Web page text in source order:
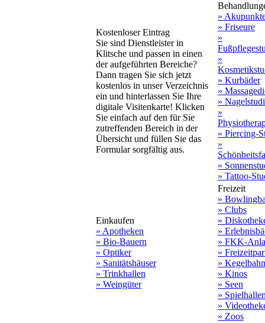
Kostenloser Eintrag
Sie sind Dienstleister in
Klitsche und passen in einen
der aufgeführten Bereiche?
Dann tragen Sie sich jetzt
kostenlos in unser Verzeichnis
ein und hinterlassen Sie Ihre
digitale Visitenkarte! Klicken
Sie einfach auf den für Sie
zutreffenden Bereich in der
Übersicht und füllen Sie das
Formular sorgfältig aus.
»
» Friseure
»
»
» Kurbäder
»
»
»
» Piercing-
»
»
» Tattoo-
Einkaufen
» Apotheken
» Bio-Bauern
» Optiker
» Sanitätshäuser
» Trinkhallen
» Weingüter
Freizeit
»
» Clubs
»
»
» FKK-
»
»
» Kinos
» Seen
»
»
» Zoos